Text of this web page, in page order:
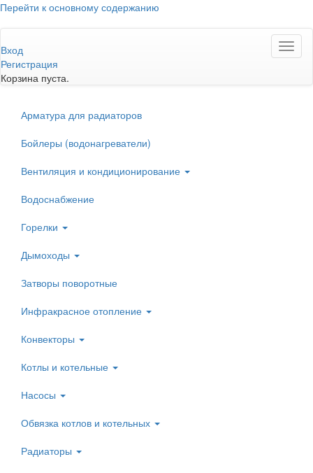
Перейти к основному содержанию
Вход
Регистрация
Корзина пуста.
Арматура для радиаторов
Бойлеры (водонагреватели)
Вентиляция и кондиционирование
Водоснабжение
Горелки
Дымоходы
Затворы поворотные
Инфракрасное отопление
Конвекторы
Котлы и котельные
Насосы
Обвязка котлов и котельных
Радиаторы